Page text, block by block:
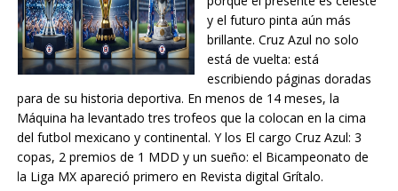
y el futuro pinta aún más
brillante. Cruz Azul no solo
está de vuelta: está
escribiendo páginas doradas
para de su historia deportiva. En menos de 14 meses, la
Máquina ha levantado tres trofeos que la colocan en la cima
del futbol mexicano y continental. Y los El cargo Cruz Azul: 3
copas, 2 premios de 1 MDD y un sueño: el Bicampeonato de
la Liga MX apareció primero en Revista digital Grítalo.